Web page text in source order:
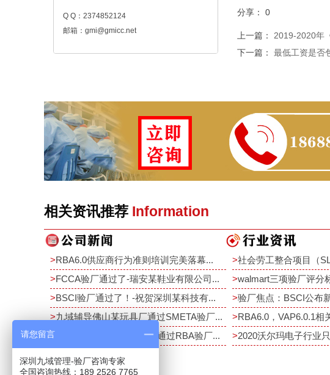
Q Q：2374852124
邮箱：gmi@gmicc.net
分享： 0
上一篇：
2019-2020年
下一篇：
最低工资是否
相关资讯推荐 Information
>RBA6.0供应商行为准则培训完美落幕...
>FCCA验厂通过了-瑞安某鞋业有限公司...
>BSCI验厂通过了！-祝贺深圳某科技有...
>九域辅导佛山某玩具厂通过SMETA验厂...
>
恭祝深圳某电子厂10月中通过RBA验厂...
>社会劳工整合项目（
>walmart三项验厂评分
>验厂焦点：BSCI公布
>RBA6.0，VAP6.0.1相
>2020沃尔玛电子行业
请您留言
深圳九域管理-验厂咨询专家
全国咨询热线：189 2526 7765